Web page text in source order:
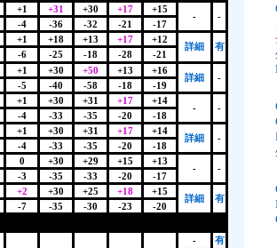
+1 +31 +30 +17 +15
- -
-4 -36 -32 -21
-17
+1 +18 +13 +17 +12
詳細 有
-6 -25 -18 -28 -21
+1 +30 +50 +13 +16
詳細 -
-5 -40 -58 -18 -19
+1 +30 +31 +17 +14
- -
-4 -33 -35 -20 -18
+1 +30 +31 +17 +14
詳細 -
-4 -33 -35 -20 -18
0 +30 +29 +15 +13
- -
-3 -35 -33 -20 -17
+2 +30 +25 +18 +15
詳細 有
-7 -35 -30 -23
-20
-
有